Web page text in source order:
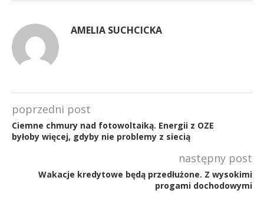
AMELIA SUCHCICKA
poprzedni post
Ciemne chmury nad fotowoltaiką. Energii z OZE
byłoby więcej, gdyby nie problemy z siecią
następny post
Wakacje kredytowe będą przedłużone. Z wysokimi
progami dochodowymi